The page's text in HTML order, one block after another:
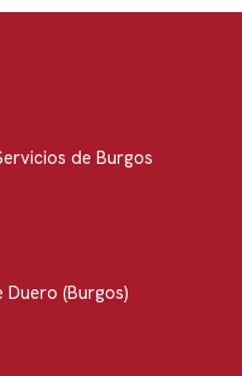
de Burgos
Duero (Burgos)